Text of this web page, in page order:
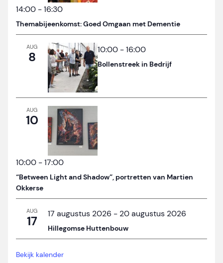
14:00 -16:30
Themabijeenkomst: Goed Omgaan met Dementie
AUG
8 10:00 -16:00
Bollenstreek in Bedrijf
AUG
10
10:00 -17:00
“Between Light and Shadow”, portretten van Martien
Okkerse
AUG
17 17 augustus 2026 - 20 augustus 2026
Hillegomse Huttenbouw
Bekijk kalender